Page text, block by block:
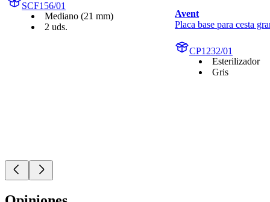
SCF156/01
Mediano (21 mm)
2 uds.
Avent
Placa base para cesta
CP1232/01
Esterilizador
Gris